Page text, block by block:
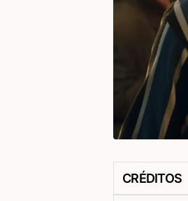
CRÉDITOS